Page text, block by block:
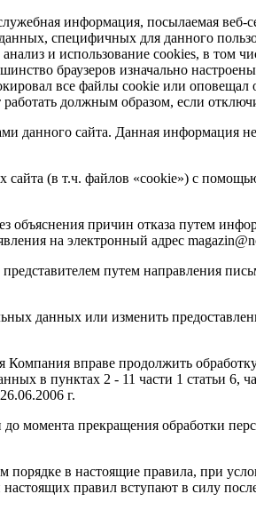
информация, посылаемая веб-
специфичных для данного
и использование cookies, в том
браузеров изначально
все файлы cookie или
должным образом, если
данного сайта. Данная информация не
сайта (в т.ч. файлов «cookie») с
объяснения причин отказа путем
на электронный адрес
путем направления
данных или изменить
вправе продолжить
в пунктах 2 - 11 части 1 статьи 6,
г.
до момента прекращения обработки
порядке в настоящие правила, при
правил вступают в силу